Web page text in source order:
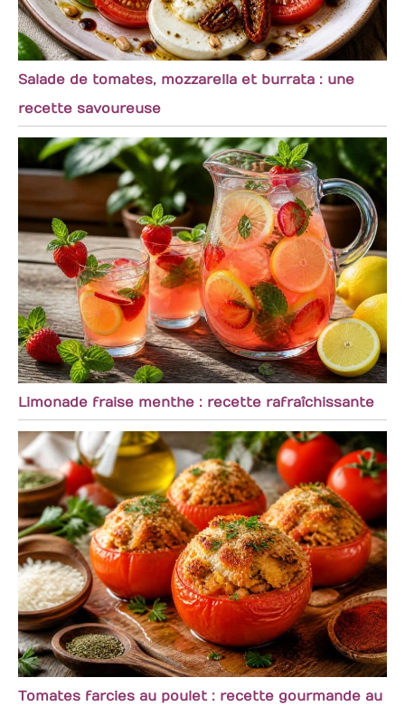
Salade de tomates, mozzarella et burrata : une
recette savoureuse
Limonade fraise menthe : recette rafraîchissante
Tomates farcies au poulet : recette gourmande au